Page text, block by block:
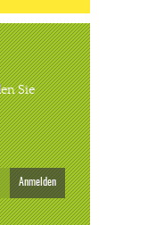
Sie
Anmelden